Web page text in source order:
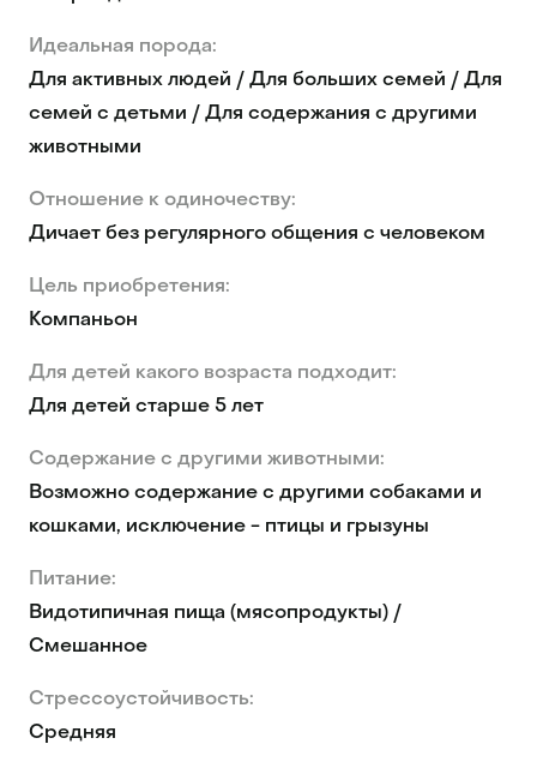
Идеальная порода:
Для активных людей / Для больших семей / Для
семей с детьми / Для содержания с другими
животными
Отношение к одиночеству:
Дичает без регулярного общения с человеком
Цель приобретения:
Компаньон
Для детей какого возраста подходит:
Для детей старше 5 лет
Содержание с другими животными:
Возможно содержание с другими собаками и
кошками, исключение - птицы и грызуны
Питание:
Видотипичная пища (мясопродукты) /
Смешанное
Стрессоустойчивость:
Средняя